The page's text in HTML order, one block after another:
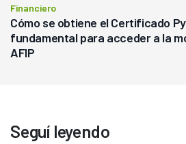
Financiero
Cómo se obtiene el Certificado
fundamental para acceder a la
AFIP
Seguí leyendo